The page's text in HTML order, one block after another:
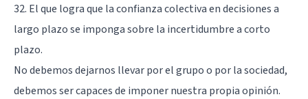
32. El que logra que la confianza colectiva en decisiones a
largo plazo se imponga sobre la incertidumbre a corto
plazo.
No debemos dejarnos llevar por el grupo o por la sociedad,
debemos ser capaces de imponer nuestra propia opinión.